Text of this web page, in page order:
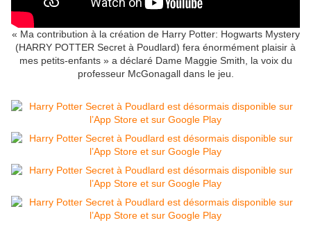
« Ma contribution à la création de Harry Potter: Hogwarts Mystery
(HARRY POTTER Secret à Poudlard) fera énormément plaisir à
mes petits-enfants » a déclaré Dame Maggie Smith, la voix du
professeur McGonagall dans le jeu.